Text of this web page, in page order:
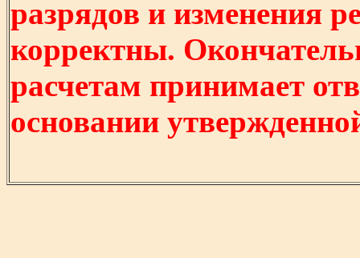
разрядов и изменения
корректны.
расчетам принимает
основании